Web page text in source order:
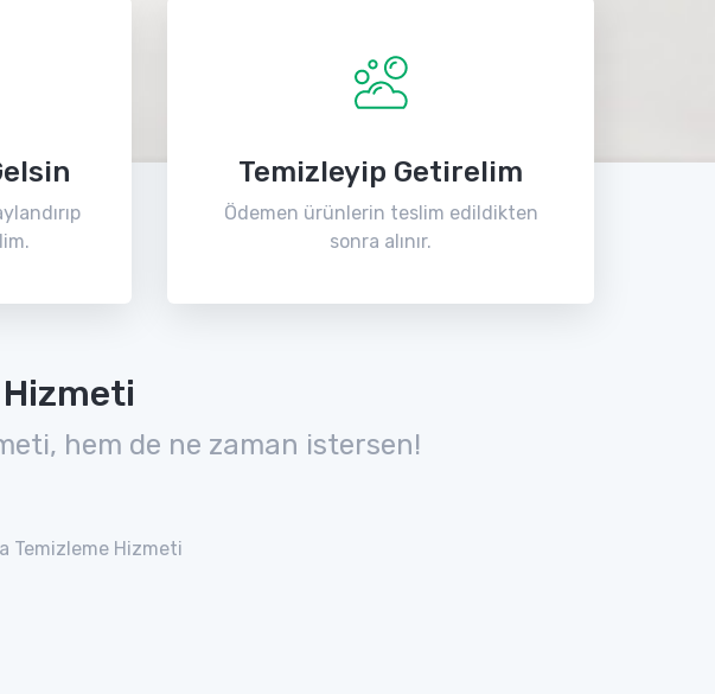
Temizleyip Getirelim
Ödemen ürünlerin teslim edildikten
sonra alınır.
hem de ne zaman istersen!